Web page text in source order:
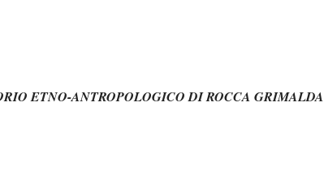
ETNO-ANTROPOLOGICO DI ROCCA GRIMALDA